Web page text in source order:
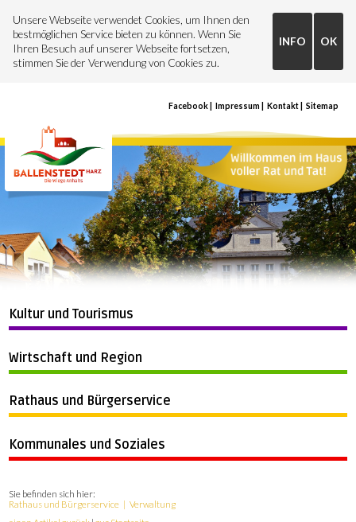
Unsere Webseite verwendet Cookies, um Ihnen den
bestmöglichen Service bieten zu können. Wenn Sie
Ihren Besuch auf unserer Webseite fortsetzen,
stimmen Sie der Verwendung von Cookies zu.
INFO OK
Facebook Impressum Kontakt Sitemap
Kultur und Tourismus
Wirtschaft und Region
Rathaus und Bürgerservice
Kommunales und Soziales
Sie befinden sich hier:
Rathaus und Bürgerservice
Verwaltung